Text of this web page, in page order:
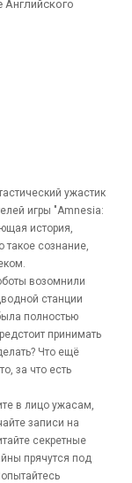
ужастик
игры "Amnesia:
история,
такое сознание,
возомнили
станции
полностью
принимать
Что ещё
за что есть
в лицо ужасам,
записи на
секретные
прячутся под